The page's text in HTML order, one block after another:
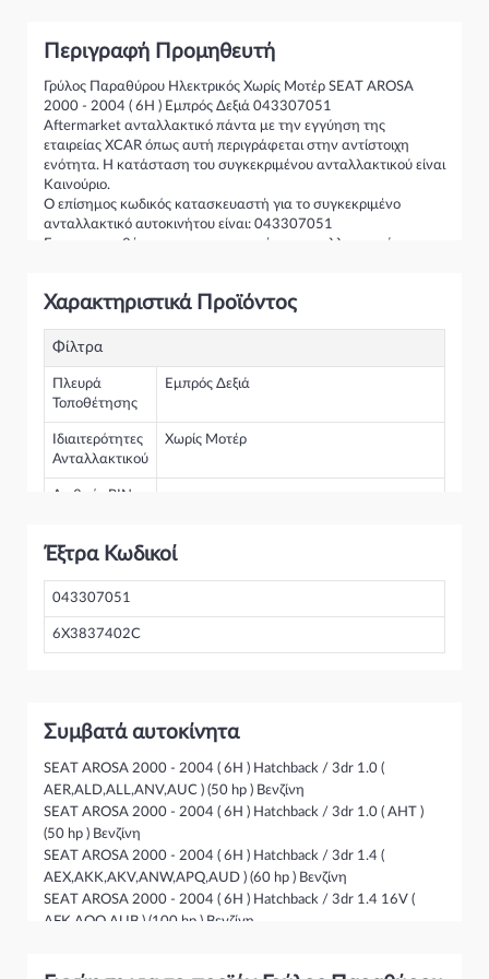
Περιγραφή Προμηθευτή
Γρύλος Παραθύρου Ηλεκτρικός Χωρίς Μοτέρ SEAT AROSA
2000 - 2004 ( 6H ) Εμπρός Δεξιά 043307051
Aftermarket ανταλλακτικό πάντα με την εγγύηση της
εταιρείας XCAR όπως αυτή περιγράφεται στην αντίστοιχη
ενότητα. Η κατάσταση του συγκεκριμένου ανταλλακτικού είναι
Καινούριο.
Ο επίσημος κωδικός κατασκευαστή για το συγκεκριμένο
ανταλλακτικό αυτοκινήτου είναι: 043307051
Για την τοποθέτηση του συγκεκριμένου ανταλλακτικού
ανταλλακτικό ταιριάζει στο αυτοκίνητό σας μην διστάσετε να
καθώς διαθέτουμε πλούσια γκάμα από Γρύλος Παραθύρου
& Αμορτισέρ Ανύψωσης
Χαρακτηριστικά Προϊόντος
Φίλτρα
Πλευρά
Τοποθέτησης
Εμπρός Δεξιά
Ιδιαιτερότητες
Ανταλλακτικού
Χωρίς Μοτέρ
Αριθμός PIN
Έξτρα Κωδικοί
043307051
6X3837402C
Συμβατά αυτοκίνητα
SEAT AROSA 2000 - 2004 ( 6H ) Hatchback / 3dr 1.0 (
AER,ALD,ALL,ANV,AUC ) (50 hp ) Βενζίνη
SEAT AROSA 2000 - 2004 ( 6H ) Hatchback / 3dr 1.0 ( AHT )
(50 hp ) Βενζίνη
SEAT AROSA 2000 - 2004 ( 6H ) Hatchback / 3dr 1.4 (
AEX,AKK,AKV,ANW,APQ,AUD ) (60 hp ) Βενζίνη
SEAT AROSA 2000 - 2004 ( 6H ) Hatchback / 3dr 1.4 16V (
AFK,AQQ,AUB ) (100 hp ) Βενζίνη